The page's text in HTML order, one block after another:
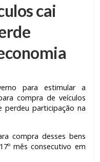
cai
para estimular a
compra de veículos
perdeu participação na
compra desses bens
mês consecutivo em